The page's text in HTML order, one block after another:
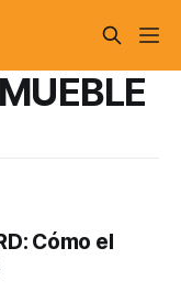
Cómo el